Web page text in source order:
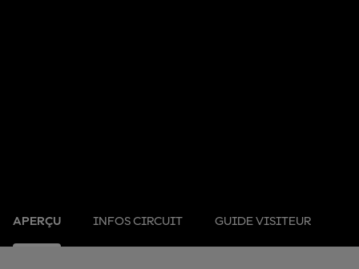
APERÇU INFOS CIRCUIT GUIDE VISITEUR